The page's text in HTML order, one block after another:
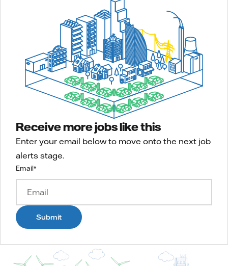
Receive more jobs like this
Enter your email below to move onto the next job
alerts stage.
Email*
Submit